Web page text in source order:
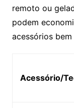
remoto ou
podem
acessórios
Acessório/